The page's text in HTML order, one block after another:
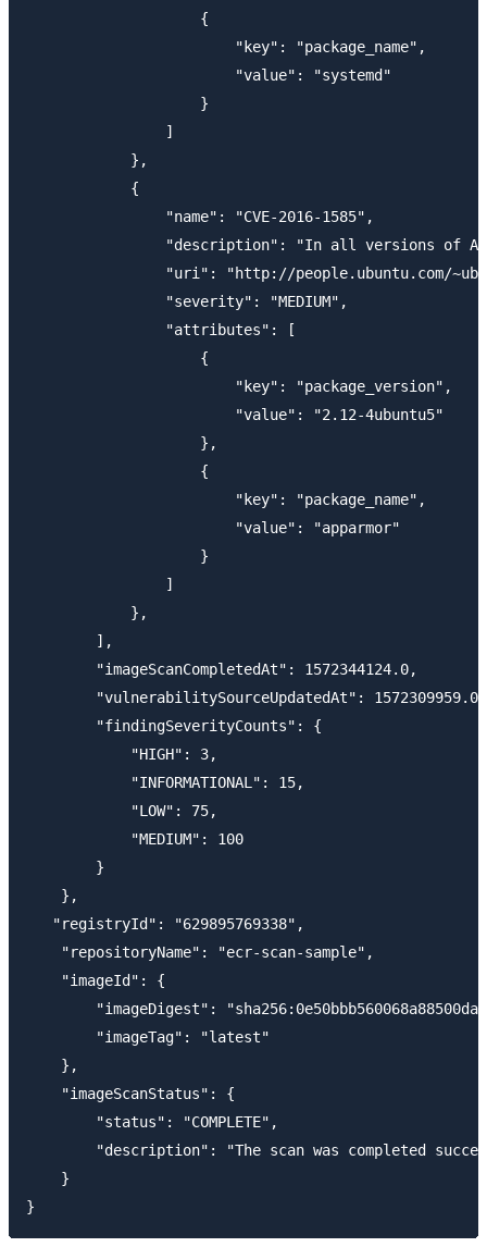
                    {
                        "key": "package_name",
                        "value": "systemd"
                    }
                ]
            },
            {
                "name": "CVE-2016-1585",
"description": "In all versions of
"uri": "http://people.ubuntu.com/
                "severity": "MEDIUM",
                "attributes": [
                    {
                        "key": "package_version",
                        "value": "2.12-4ubuntu5"
                    },
                    {
                        "key": "package_name",
                        "value": "apparmor"
                    }
                ]
            },
        ],
        "imageScanCompletedAt": 1572344124.0,
        "vulnerabilitySourceUpdatedAt": 1572309959.0,
        "findingSeverityCounts": {
            "HIGH": 3,
            "INFORMATIONAL": 15,
            "LOW": 75,
            "MEDIUM": 100
        }
    },
   "registryId": "629895769338",
    "repositoryName": "ecr-scan-sample",
    "imageId": {
"imageDigest":
        "imageTag": "latest"
    },
    "imageScanStatus": {
        "status": "COMPLETE",
"description": "The scan was completed
    }